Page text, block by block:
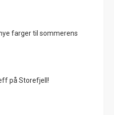
farger til sommerens
på Storefjell!